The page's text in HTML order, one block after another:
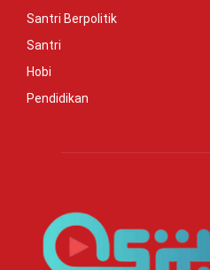
Santri Berpolitik
Santri
Hobi
Pendidikan